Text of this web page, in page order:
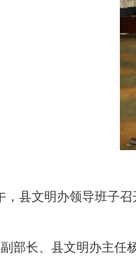
县文明办领导班子召
长、县文明办主任杨